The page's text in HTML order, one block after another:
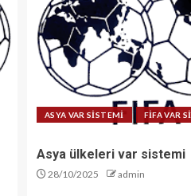
ASYA VAR SİSTEMİ FİFA VAR
Asya ülkeleri var sistemi
28/10/2025 admin